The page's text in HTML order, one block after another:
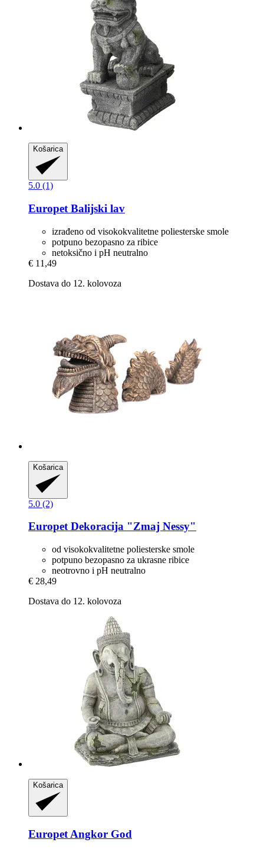
Košarica
5.0 (1)
Europet Balijski lav
izrađeno od visokokvalitetne poliesterske smole
potpuno bezopasno za ribice
netoksično i pH neutralno
€ 11,49
Dostava do 12. kolovoza
Košarica
5.0 (2)
EuropetDekoracija "Zmaj Nessy"
od visokokvalitetne poliesterske smole
potpuno bezopasno za ukrasne ribice
neotrovno i pH neutralno
€ 28,49
Dostava do 12. kolovoza
Košarica
Europet Angkor God